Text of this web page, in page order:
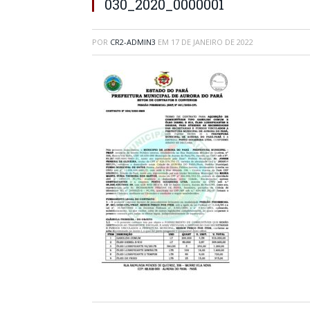
030_2020_0000001
POR CR2-ADMIN3 EM 17 DE JANEIRO DE 2022